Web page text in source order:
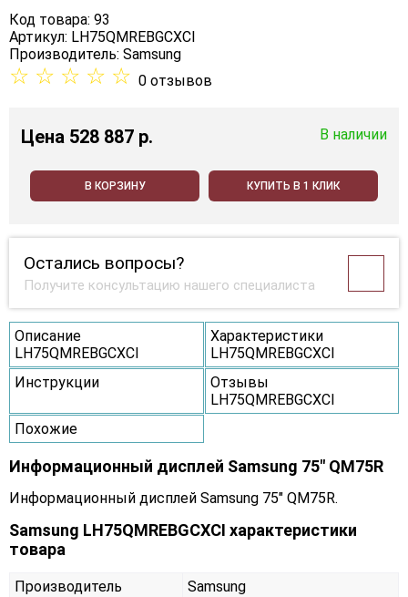
Код товара: 93
Артикул: LH75QMREBGCXCI
Производитель: Samsung
☆ ☆ ☆ ☆ ☆ 0 отзывов
Цена 528 887 p. В наличии
В КОРЗИНУ КУПИТЬ В 1 КЛИК
Остались вопросы?
Получите консультацию нашего специалиста
Описание
LH75QMREBGCXCI
Характеристики
LH75QMREBGCXCI
Инструкции
Отзывы
LH75QMREBGCXCI
Похожие
Информационный дисплей Samsung 75" QM75R
Информационный дисплей Samsung 75" QM75R.
Samsung LH75QMREBGCXCI характеристики
товара
Производитель
Samsung